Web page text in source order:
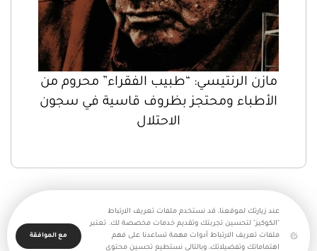
مازن الرنتيسي: “طبيب الفقراء” محروم من
الأطباء ومحتجز بظروف قاسية في سجون
الاحتلال
عند زيارتك لموقعنا، قد نستخدم ملفات تعريف الارتباط
"الكوكيز" لتحسين تجربتك وتقديم خدمات مخصصة لك. تعتبر
ملفات تعريف الارتباط أدوات مهمة تساعدنا على فهم
اهتماماتك وتفضيلاتك، وبالتالي نستطيع تحسين محتوى
مع الموافقة